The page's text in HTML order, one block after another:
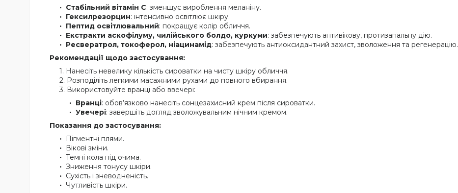
Стабільний вітамін C: зменшує вироблення меланіну.
Гексилрезорцин: інтенсивно освітлює шкіру.
Пептид освітлювальний: покращує колір обличчя.
Екстракти аскофілуму, чилійського болдо, куркуми: забезпечують антивікову, протизапальну дію.
Ресвератрол, токоферол, ніацинамід: забезпечують антиоксидантний захист, зволоження та регенерацію.
Рекомендації щодо застосування:
Нанесіть невелику кількість сироватки на чисту шкіру обличчя.
Розподіліть легкими масажними рухами до повного вбирання.
Використовуйте вранці або ввечері:
Вранці: обов’язково нанесіть сонцезахисний крем після сироватки.
Увечері: завершіть догляд зволожувальним нічним кремом.
Показання до застосування:
Пігментні плями.
Вікові зміни.
Темні кола під очима.
Зниження тонусу шкіри.
Сухість і зневодненість.
Чутливість шкіри.